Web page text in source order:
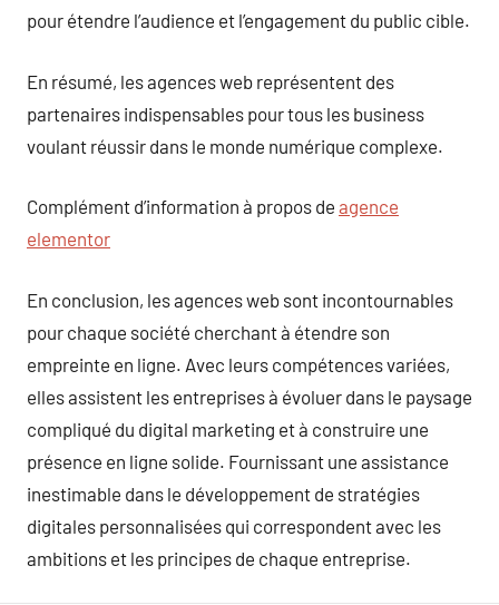
pour étendre l’audience et l’engagement du public cible.
En résumé, les agences web représentent des
partenaires indispensables pour tous les business
voulant réussir dans le monde numérique complexe.
Complément d’information à propos de agence
elementor
En conclusion, les agences web sont incontournables
pour chaque société cherchant à étendre son
empreinte en ligne. Avec leurs compétences variées,
elles assistent les entreprises à évoluer dans le paysage
compliqué du digital marketing et à construire une
présence en ligne solide. Fournissant une assistance
inestimable dans le développement de stratégies
digitales personnalisées qui correspondent avec les
ambitions et les principes de chaque entreprise.